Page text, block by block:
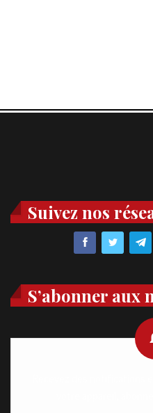
Suivez nos
S’abonner